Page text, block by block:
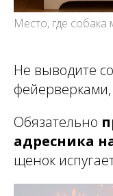
Место, где собака
Не выводите
Обязательно
адресника
щенок